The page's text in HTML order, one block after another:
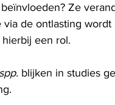
Ze
de ontlasting wordt
een rol.
blijken in studies